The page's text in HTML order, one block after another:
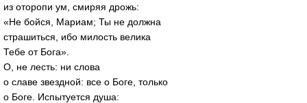
из оторопи ум, смиряя дрожь:
«Не бойся, Мариам; Ты не должна
страшиться, ибо милость велика
Тебе от Бога».
О, не лесть: ни слова
о славе звездной: все о Боге, только
о Боге. Испытуется душа: